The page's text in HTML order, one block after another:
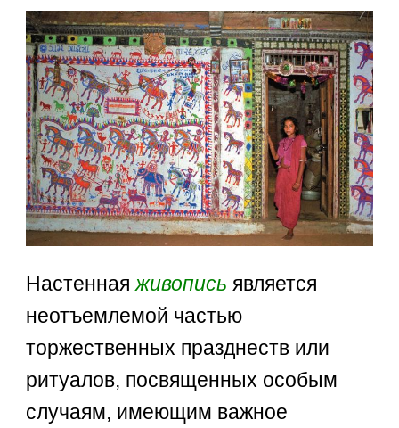
Настеннаяживопись является
неотъемлемой частью
торжественных празднеств или
ритуалов, посвященных особым
случаям, имеющим важное